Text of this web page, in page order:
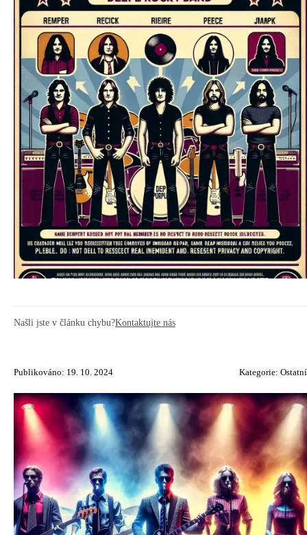
Našli jste v článku chybu?Kontaktujte nás
Publikováno: 19. 10. 2024 Kategorie: Ostatní